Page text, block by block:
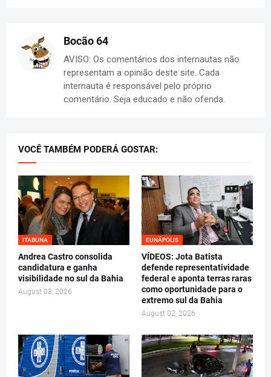
Bocão 64
AVISO: Os comentários dos internautas não
representam a opinião deste site. Cada
internauta é responsável pelo próprio
comentário. Seja educado e não ofenda.
VOCÊ TAMBÉM PODERÁ GOSTAR:
ITABUNA
Andrea Castro consolida
candidatura e ganha
visibilidade no sul da Bahia
August 03, 2026
EUNÁPOLIS
VÍDEOS: Jota Batista
defende representatividade
federal e aponta terras raras
como oportunidade para o
extremo sul da Bahia
August 02, 2026